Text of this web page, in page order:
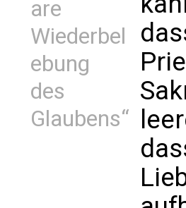
are
Wiederbel
ebung
des
Glaubens“